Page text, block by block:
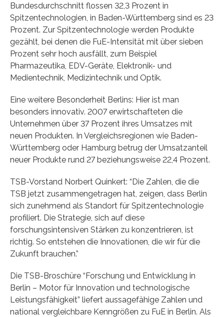
Bundesdurchschnitt flossen 32,3 Prozent in
Spitzentechnologien, in Baden-Württemberg sind es 23
Prozent. Zur Spitzentechnologie werden Produkte
gezählt, bei denen die FuE-Intensität mit über sieben
Prozent sehr hoch ausfällt, zum Beispiel
Pharmazeutika, EDV-Geräte, Elektronik- und
Medientechnik, Medizintechnik und Optik.
Eine weitere Besonderheit Berlins: Hier ist man
besonders innovativ. 2007 erwirtschafteten die
Unternehmen über 37 Prozent ihres Umsatzes mit
neuen Produkten. In Vergleichsregionen wie Baden-
Württemberg oder Hamburg betrug der Umsatzanteil
neuer Produkte rund 27 beziehungsweise 22,4 Prozent.
TSB-Vorstand Norbert Quinkert: “Die Zahlen, die die
TSB jetzt zusammengetragen hat, zeigen, dass Berlin
sich zunehmend als Standort für Spitzentechnologie
profiliert. Die Strategie, sich auf diese
forschungsintensiven Stärken zu konzentrieren, ist
richtig. So entstehen die Innovationen, die wir für die
Zukunft brauchen.”
Die TSB-Broschüre “Forschung und Entwicklung in
Berlin – Motor für Innovation und technologische
Leistungsfähigkeit” liefert aussagefähige Zahlen und
national vergleichbare Kenngrößen zu FuE in Berlin. Als